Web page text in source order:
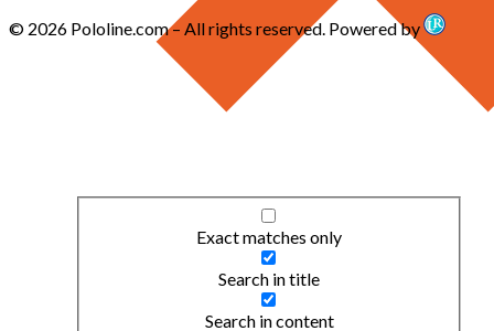
Exact matches only
Search in title
Search in content
© 2026 Pololine.com – All rights reserved. Powered by